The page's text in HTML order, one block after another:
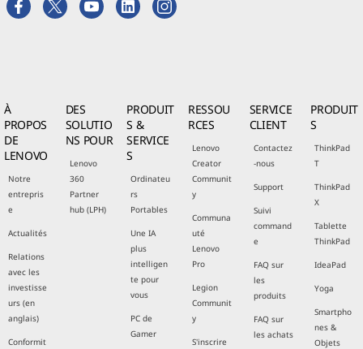
À
PROPOS
DE
LENOVO
Notre
entrepris
e
Actualités
Relations
avec les
investisse
urs (en
anglais)
Conformit
DES
SOLUTIO
NS POUR
Lenovo
360
Partner
hub (LPH)
PRODUIT
S &
SERVICE
S
Ordinateu
rs
Portables
Une IA
plus
intelligen
te pour
vous
PC de
Gamer
RESSOU
RCES
Lenovo
Creator
Communit
y
Communa
uté
Lenovo
Pro
Legion
Communit
y
S'inscrire
SERVICE
CLIENT
Contactez
-nous
Support
Suivi
command
e
FAQ sur
les
produits
FAQ sur
les achats
PRODUIT
S
ThinkPad
T
ThinkPad
X
Tablette
ThinkPad
IdeaPad
Yoga
Smartpho
nes &
Objets